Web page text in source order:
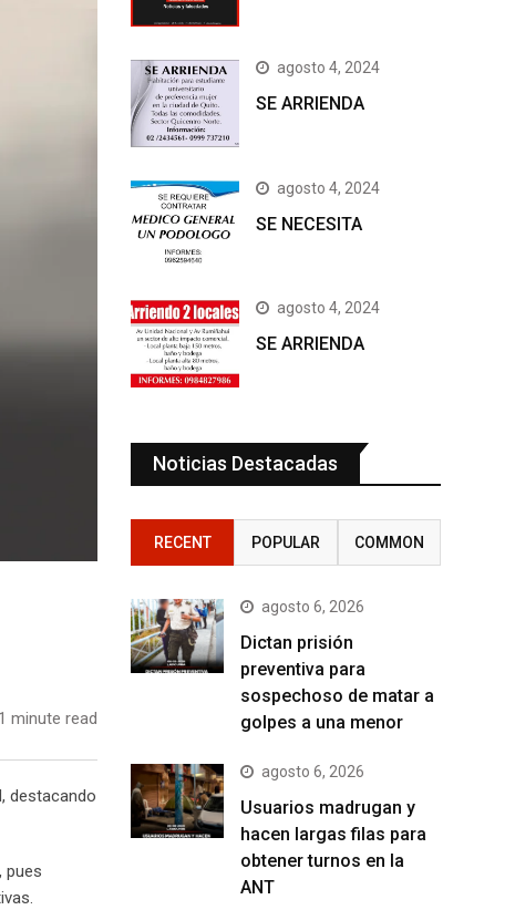
minute read
destacando
pues
agosto 4, 2024
SE ARRIENDA
agosto 4, 2024
SE NECESITA
agosto 4, 2024
SE ARRIENDA
Noticias Destacadas
RECENT POPULAR COMMON
agosto 6, 2026
Dictan prisión
preventiva para
sospechoso de matar a
golpes a una menor
agosto 6, 2026
Usuarios madrugan y
hacen largas filas para
obtener turnos en la
ANT